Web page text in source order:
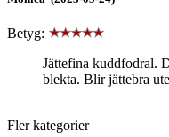
Betyg:
Jättefina kuddfodral.
blekta. Blir jättebra
Fler kategorier